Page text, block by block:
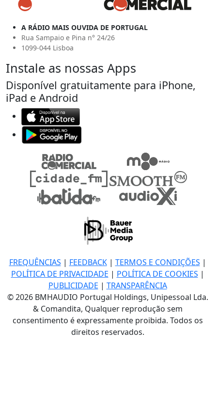
A RÁDIO MAIS OUVIDA DE PORTUGAL
Rua Sampaio e Pina n° 24/26
1099-044 Lisboa
Instale as nossas Apps
Disponível gratuitamente para iPhone,
iPad e Android
FREQUÊNCIAS | FEEDBACK| TERMOS E CONDIÇÕES |
POLÍTICA DE PRIVACIDADE | POLÍTICA DE COOKIES |
PUBLICIDADE | TRANSPARÊNCIA
© 2026 BMHAUDIO Portugal Holdings, Unipessoal Lda.
& Comandita, Qualquer reprodução sem
consentimento é expressamente proibida. Todos os
direitos reservados.